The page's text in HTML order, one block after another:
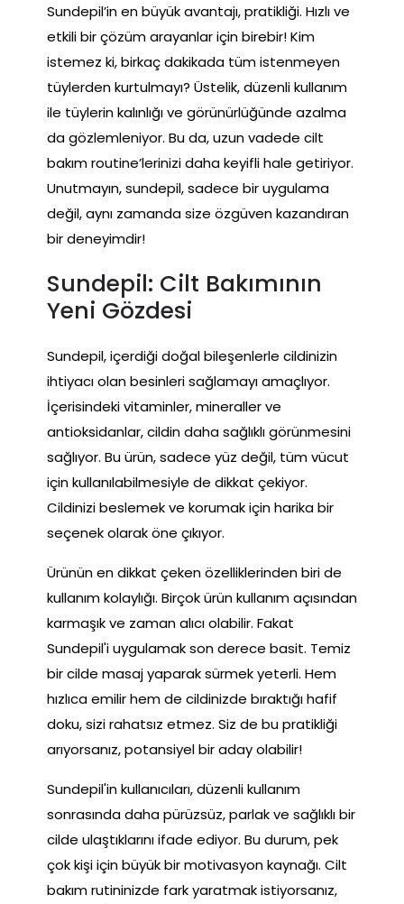
Sundepil’in en büyük avantajı, pratikliği. Hızlı ve
etkili bir çözüm arayanlar için birebir! Kim
istemez ki, birkaç dakikada tüm istenmeyen
tüylerden kurtulmayı? Üstelik, düzenli kullanım
ile tüylerin kalınlığı ve görünürlüğünde azalma
da gözlemleniyor. Bu da, uzun vadede cilt
bakım routine’lerinizi daha keyifli hale getiriyor.
Unutmayın, sundepil, sadece bir uygulama
değil, aynı zamanda size özgüven kazandıran
bir deneyimdir!
Sundepil: Cilt Bakımının
Yeni Gözdesi
Sundepil, içerdiği doğal bileşenlerle cildinizin
ihtiyacı olan besinleri sağlamayı amaçlıyor.
İçerisindeki vitaminler, mineraller ve
antioksidanlar, cildin daha sağlıklı görünmesini
sağlıyor. Bu ürün, sadece yüz değil, tüm vücut
için kullanılabilmesiyle de dikkat çekiyor.
Cildinizi beslemek ve korumak için harika bir
seçenek olarak öne çıkıyor.
Ürünün en dikkat çeken özelliklerinden biri de
kullanım kolaylığı. Birçok ürün kullanım açısından
karmaşık ve zaman alıcı olabilir. Fakat
Sundepil'i uygulamak son derece basit. Temiz
bir cilde masaj yaparak sürmek yeterli. Hem
hızlıca emilir hem de cildinizde bıraktığı hafif
doku, sizi rahatsız etmez. Siz de bu pratikliği
arıyorsanız, potansiyel bir aday olabilir!
Sundepil'in kullanıcıları, düzenli kullanım
sonrasında daha pürüzsüz, parlak ve sağlıklı bir
cilde ulaştıklarını ifade ediyor. Bu durum, pek
çok kişi için büyük bir motivasyon kaynağı. Cilt
bakım rutininizde fark yaratmak istiyorsanız,